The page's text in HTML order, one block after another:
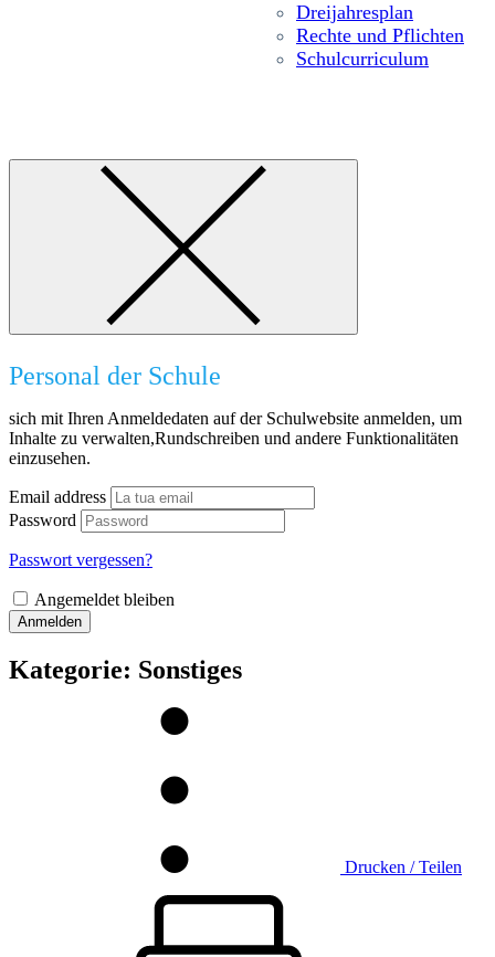
Dreijahresplan
Rechte und Pflichten
Schulcurriculum
Personal der Schule
sich mit Ihren Anmeldedaten auf der Schulwebsite anmelden, um
Inhalte zu verwalten,Rundschreiben und andere Funktionalitäten
einzusehen.
Email address
Password
Passwort vergessen?
Angemeldet bleiben
Anmelden
Kategorie: Sonstiges
Drucken / Teilen